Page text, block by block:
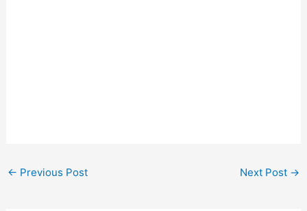
← Previous Post Next Post →